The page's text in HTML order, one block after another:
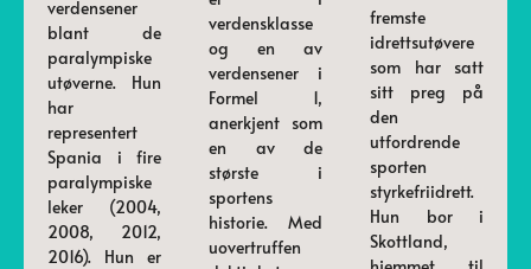
verdensener
blant de
paralympiske
utøverne. Hun
har
representert
Spania i fire
paralympiske
leker (2004,
2008, 2012,
2016). Hun er
verdensklasse
og en av
verdensener i
Formel 1,
anerkjent som
en av de
største i
sportens
historie. Med
uovertruffen
fremste
idrettsutøvere
som har satt
sitt preg på
den
utfordrende
sporten
styrkefriidrett.
Hun bor i
Skottland,